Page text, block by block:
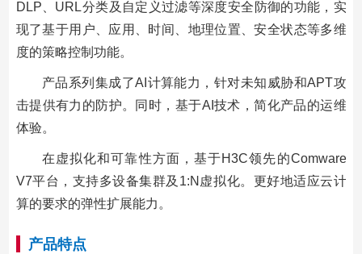
DLP、URL分类及自定义过滤等深度安全防御的功能，实
现了基于用户、应用、时间、地理位置、安全状态等多维
度的策略控制功能。
产品系列集成了AI计算能力，针对未知威胁和APT攻
击提供有力的防护。同时，基于AI技术，简化产品的运维
体验。
在虚拟化和可靠性方面，基于H3C领先的Comware
V7平台，支持多设备集群及1:N虚拟化。更好地适应云计
算的要求的弹性扩展能力。
产品特点